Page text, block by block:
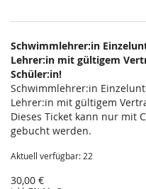
Schwimmlehrer:in
Lehrer:in mit gültigem
Schüler:in!
Schwimmlehrer:in
Lehrer:in mit gültigem
Dieses Ticket kann nur mit
gebucht werden.
Aktuell verfügbar: 22
30,00 €